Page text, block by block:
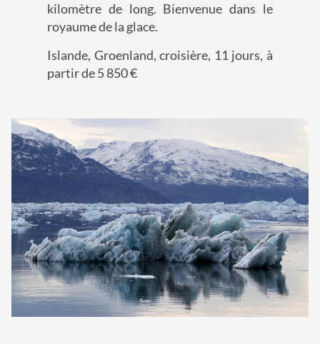
kilomètre de long. Bienvenue dans le
royaume de la glace.
Islande, Groenland, croisière, 11 jours, à
partir de 5 850 €